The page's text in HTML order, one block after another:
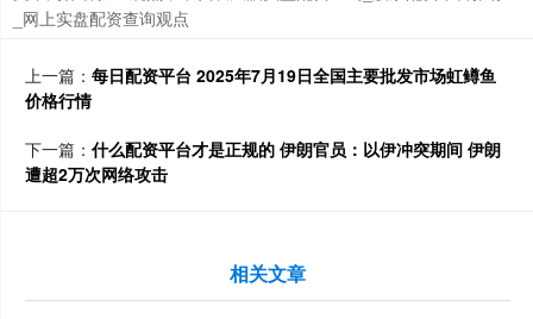
_网上实盘配资查询观点
上一篇： 每日配资平台 2025年7月19日全国主要批发市场虹鳟鱼
价格行情
下一篇： 什么配资平台才是正规的 伊朗官员：以伊冲突期间 伊朗
遭超2万次网络攻击
相关文章